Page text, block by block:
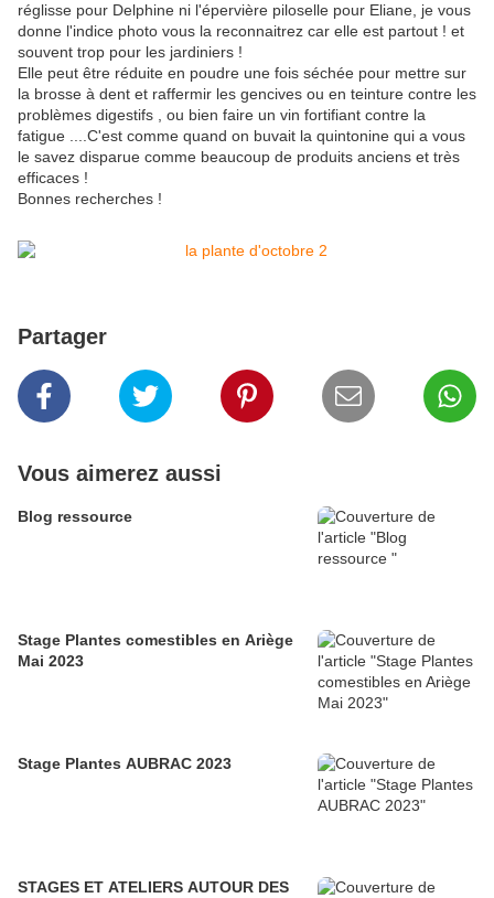
réglisse pour Delphine ni l'épervière piloselle pour Eliane, je vous
donne l'indice photo vous la reconnaitrez car elle est partout ! et
souvent trop pour les jardiniers !
Elle peut être réduite en poudre une fois séchée pour mettre sur
la brosse à dent et raffermir les gencives ou en teinture contre les
problèmes digestifs , ou bien faire un vin fortifiant contre la
fatigue ....C'est comme quand on buvait la quintonine qui a vous
le savez disparue comme beaucoup de produits anciens et très
efficaces !
Bonnes recherches !
Partager
Vous aimerez aussi
Blog ressource
Stage Plantes comestibles en Ariège
Mai 2023
Stage Plantes AUBRAC 2023
STAGES ET ATELIERS AUTOUR DES